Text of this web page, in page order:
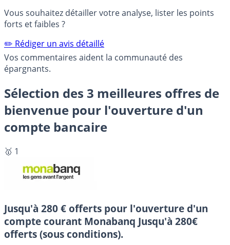
Vous souhaitez détailler votre analyse, lister les points
forts et faibles ?
✏️ Rédiger un avis détaillé
Vos commentaires aident la communauté des
épargnants.
Sélection des 3 meilleures offres de
bienvenue pour l'ouverture d'un
compte bancaire
🥇 1
Jusqu'à 280 € offerts pour l'ouverture d'un
compte courant Monabanq Jusqu'à 280€
offerts (sous conditions).